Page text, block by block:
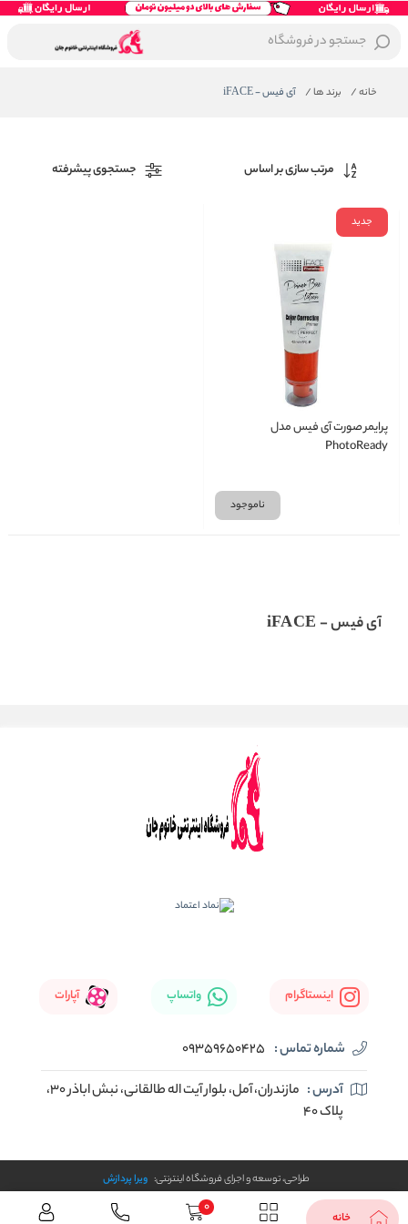
جستجو در فروشگاه
خانه/ برند ها/ آی فیس - iFACE
مرتب سازی بر اساس جستجوی پیشرفته
جدید
پرایمر صورت آی فیس مدل
PhotoReady
ناموجود
آی فیس - iFACE
اینستاگرام واتساپ آپارات
شماره تماس : 09359650425
آدرس :
مازندران، آمل، بلوار آیت اله طالقانی، نبش اباذر 30،
پلاک 40
طراحی، توسعه و اجرای فروشگاه اینترنتی: ویرا پردازش
خانه
0